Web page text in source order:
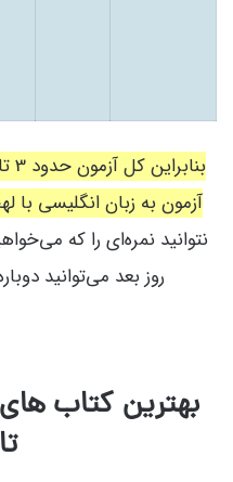
آزمون به زبان انگلیسی با
روز بعد می‌توانید
بهترین کتاب